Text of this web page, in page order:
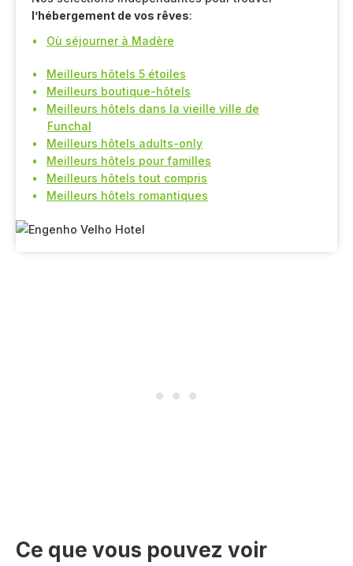
l’hébergement de vos rêves:
Où séjourner à Madère
Meilleurs hôtels 5 étoiles
Meilleurs boutique-hôtels
Meilleurs hôtels dans la vieille ville de
Funchal
Meilleurs hôtels adults-only
Meilleurs hôtels pour familles
Meilleurs hôtels tout compris
Meilleurs hôtels romantiques
Ce que vous pouvez voir